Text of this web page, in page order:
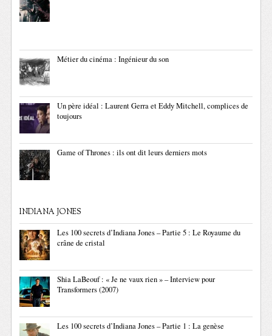
Métier du cinéma : Ingénieur du son
Un père idéal : Laurent Gerra et Eddy Mitchell, complices de
toujours
Game of Thrones : ils ont dit leurs derniers mots
INDIANA JONES
Les 100 secrets d’Indiana Jones – Partie 5 : Le Royaume du
crâne de cristal
Shia LaBeouf : « Je ne vaux rien » – Interview pour
Transformers (2007)
Les 100 secrets d’Indiana Jones – Partie 1 : La genèse